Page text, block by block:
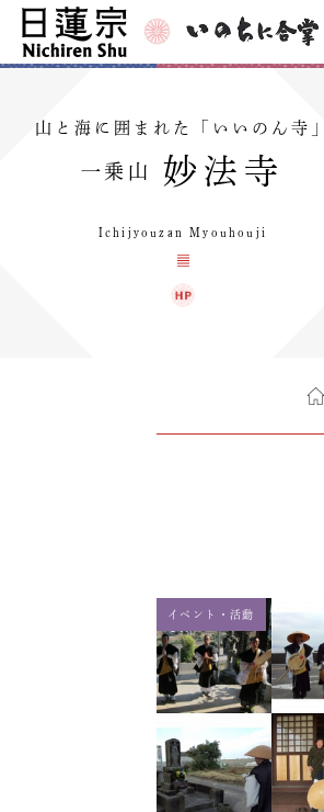
山と海に囲まれた「いいのん寺」
一乗山 妙法寺
Ichijyouzan Myouhouji
イベント・活動